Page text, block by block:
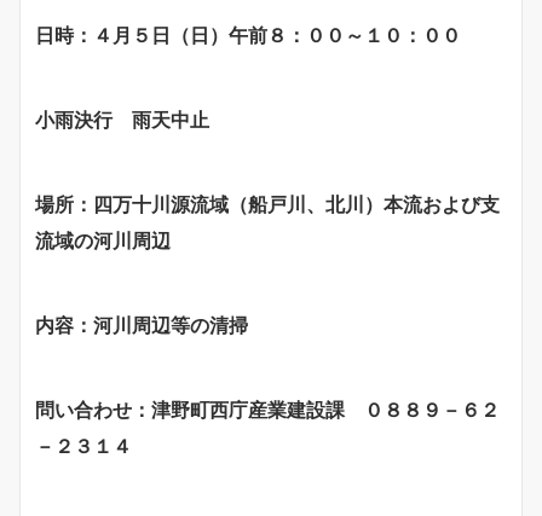
日時：４月５日（日）午前８：００～１０：００
小雨決行 雨天中止
場所：四万十川源流域（船戸川、北川）本流および支
流域の河川周辺
内容：河川周辺等の清掃
問い合わせ：津野町西庁産業建設課 ０８８９－６２
－２３１４